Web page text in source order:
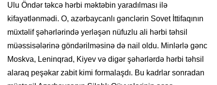
Ulu Öndər təkcə hərbi məktəbin yaradılması ilə
kifayətlənmədi. O, azərbaycanlı gənclərin Sovet İttifaqının
müxtəlif şəhərlərində yerləşən nüfuzlu ali hərbi təhsil
müəssisələrinə göndərilməsinə də nail oldu. Minlərlə gənc
Moskva, Leninqrad, Kiyev və digər şəhərlərdə hərbi təhsil
alaraq peşəkar zabit kimi formalaşdı. Bu kadrlar sonradan